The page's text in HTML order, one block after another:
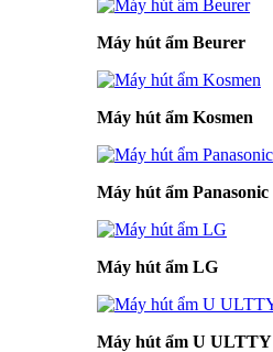
Máy hút ẩm Beurer
Máy hút ẩm Kosmen
Máy hút ẩm Panasonic
Máy hút ẩm LG
Máy hút ẩm U ULTTY